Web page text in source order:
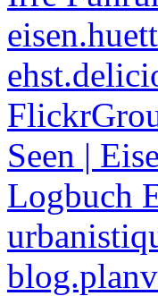
Seen |
Logbuch